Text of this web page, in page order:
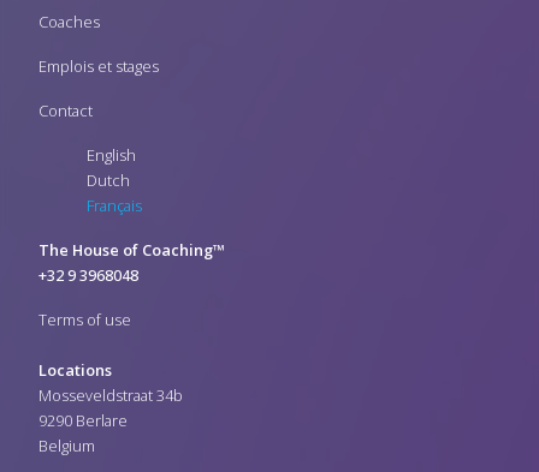
Coaches
Emplois et stages
Contact
English
Dutch
Français
The House of Coaching™
+32 9 3968048
Terms of use
Locations
Mosseveldstraat 34b
9290 Berlare
Belgium